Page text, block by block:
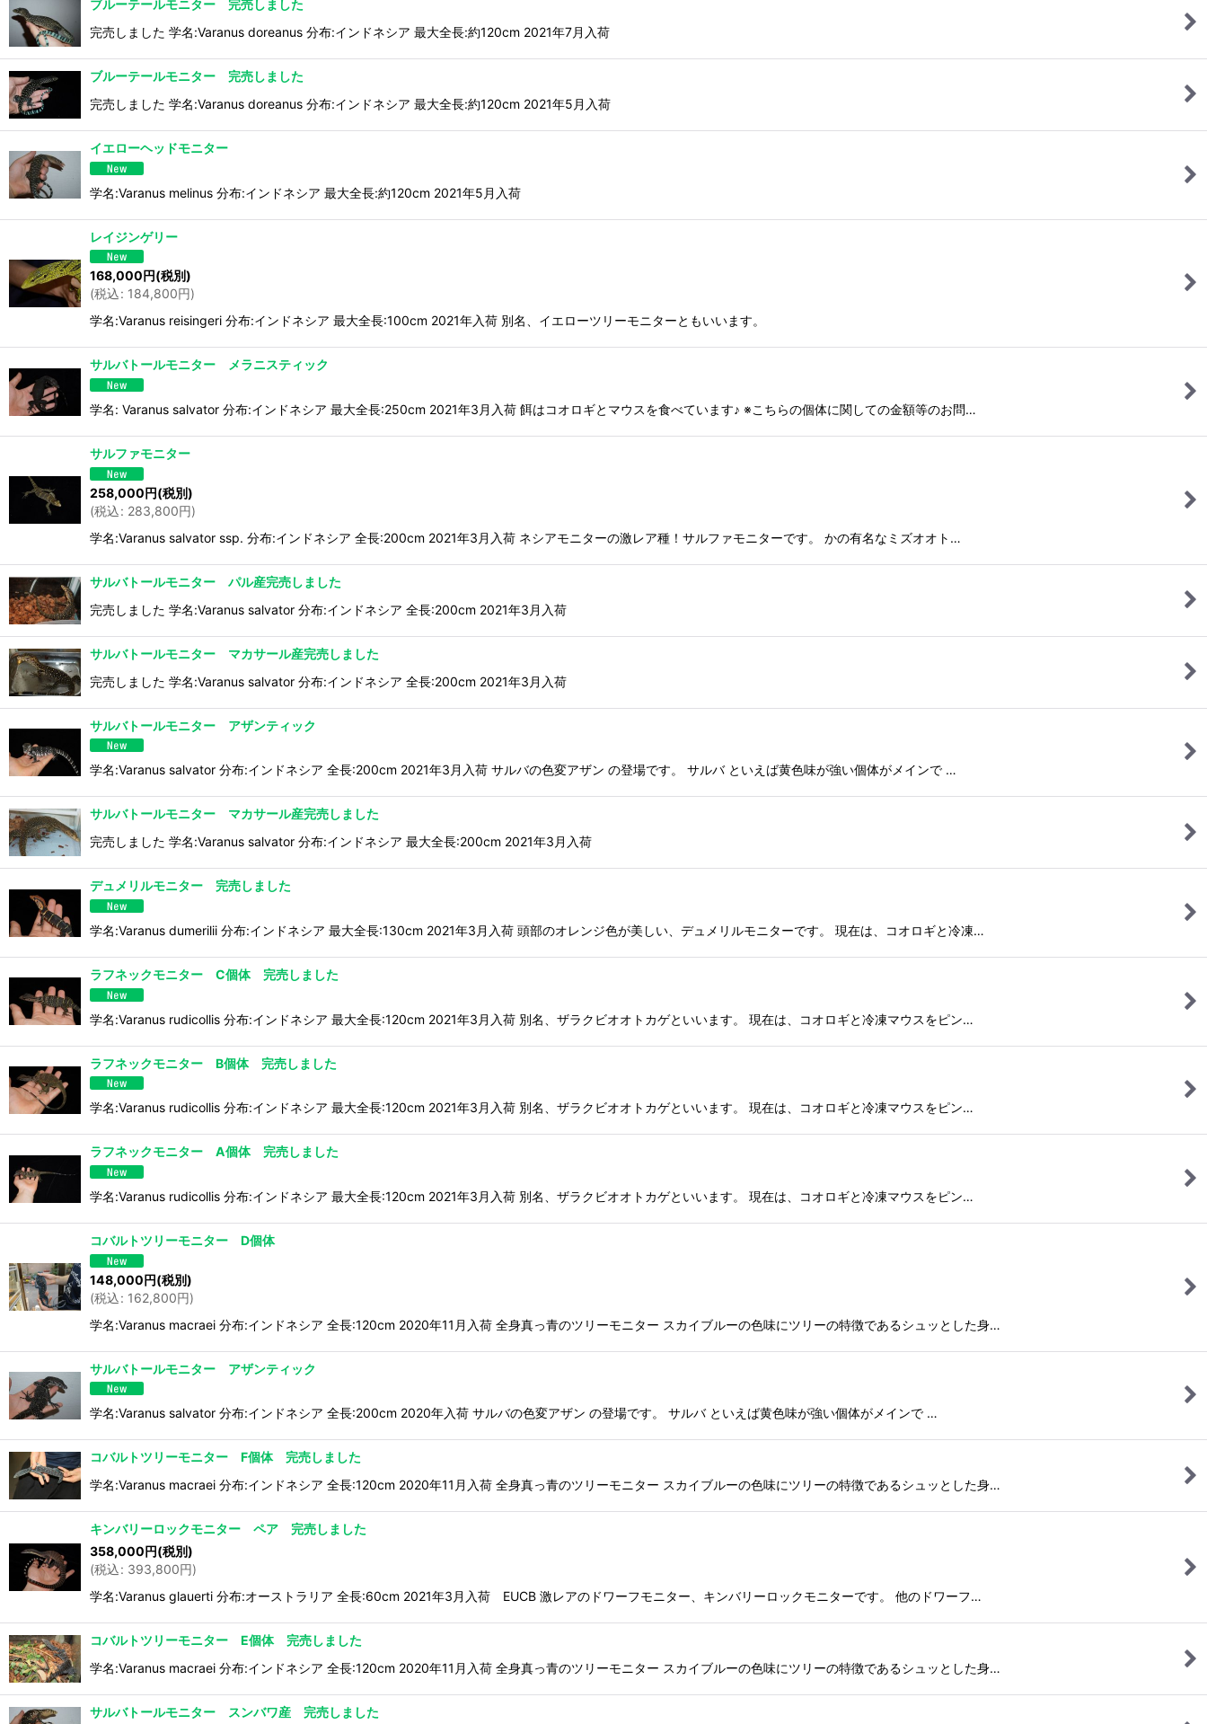
ブルーテールモニター 完売しました
完売しました 学名:Varanus doreanus 分布:インドネシア 最大全長:約120cm 2021年7月入荷
ブルーテールモニター 完売しました
完売しました 学名:Varanus doreanus 分布:インドネシア 最大全長:約120cm 2021年5月入荷
イエローヘッドモニター
学名:Varanus melinus 分布:インドネシア 最大全長:約120cm 2021年5月入荷
レイジンゲリー
168,000円(税別)
(税込: 184,800円)
学名:Varanus reisingeri 分布:インドネシア 最大全長:100cm 2021年入荷 別名、イエローツリーモニターともいいます。
サルバトールモニター メラニスティック
学名: Varanus salvator 分布:インドネシア 最大全長:250cm 2021年3月入荷 餌はコオロギとマウスを食べています♪ ※こちらの個体に関しての金額等のお問…
サルファモニター
258,000円(税別)
(税込: 283,800円)
学名:Varanus salvator ssp. 分布:インドネシア 全長:200cm 2021年3月入荷 ネシアモニターの激レア種！サルファモニターです。 かの有名なミズオオト…
サルバトールモニター パル産完売しました
完売しました 学名:Varanus salvator 分布:インドネシア 全長:200cm 2021年3月入荷
サルバトールモニター マカサール産完売しました
完売しました 学名:Varanus salvator 分布:インドネシア 全長:200cm 2021年3月入荷
サルバトールモニター アザンティック
学名:Varanus salvator 分布:インドネシア 全長:200cm 2021年3月入荷 サルバの色変アザン の登場です。 サルバ といえば黄色味が強い個体がメインで …
サルバトールモニター マカサール産完売しました
完売しました 学名:Varanus salvator 分布:インドネシア 最大全長:200cm 2021年3月入荷
デュメリルモニター 完売しました
学名:Varanus dumerilii 分布:インドネシア 最大全長:130cm 2021年3月入荷 頭部のオレンジ色が美しい、デュメリルモニターです。 現在は、コオロギと冷凍…
ラフネックモニター C個体 完売しました
学名:Varanus rudicollis 分布:インドネシア 最大全長:120cm 2021年3月入荷 別名、ザラクビオオトカゲといいます。 現在は、コオロギと冷凍マウスをピン…
ラフネックモニター B個体 完売しました
学名:Varanus rudicollis 分布:インドネシア 最大全長:120cm 2021年3月入荷 別名、ザラクビオオトカゲといいます。 現在は、コオロギと冷凍マウスをピン…
ラフネックモニター A個体 完売しました
学名:Varanus rudicollis 分布:インドネシア 最大全長:120cm 2021年3月入荷 別名、ザラクビオオトカゲといいます。 現在は、コオロギと冷凍マウスをピン…
コバルトツリーモニター D個体
148,000円(税別)
(税込: 162,800円)
学名:Varanus macraei 分布:インドネシア 全長:120cm 2020年11月入荷 全身真っ青のツリーモニター スカイブルーの色味にツリーの特徴であるシュッとした身…
サルバトールモニター アザンティック
学名:Varanus salvator 分布:インドネシア 全長:200cm 2020年入荷 サルバの色変アザン の登場です。 サルバ といえば黄色味が強い個体がメインで …
コバルトツリーモニター F個体 完売しました
学名:Varanus macraei 分布:インドネシア 全長:120cm 2020年11月入荷 全身真っ青のツリーモニター スカイブルーの色味にツリーの特徴であるシュッとした身…
キンバリーロックモニター ペア 完売しました
358,000円(税別)
(税込: 393,800円)
学名:Varanus glauerti 分布:オーストラリア 全長:60cm 2021年3月入荷 EUCB 激レアのドワーフモニター、キンバリーロックモニターです。 他のドワーフ…
コバルトツリーモニター E個体 完売しました
学名:Varanus macraei 分布:インドネシア 全長:120cm 2020年11月入荷 全身真っ青のツリーモニター スカイブルーの色味にツリーの特徴であるシュッとした身…
サルバトールモニター スンバワ産 完売しました